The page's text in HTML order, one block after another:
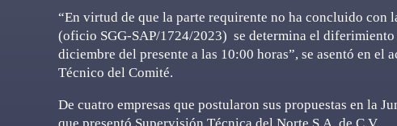
“En virtud de que la parte requirente no ha concluido con
(oficio SGG-SAP/1724/2023) se determina el
diciembre del presente a las 10:00 horas”, se asentó en
Técnico del Comité.
De cuatro empresas que postularon sus propuestas en la
que presentó Supervisión Técnica del Norte S.A. de C.V.